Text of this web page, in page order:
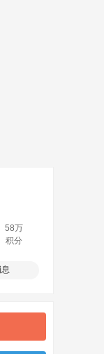
58万
积分